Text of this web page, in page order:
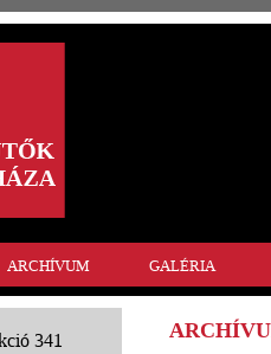
ARCHÍVUM GALÉRIA
341